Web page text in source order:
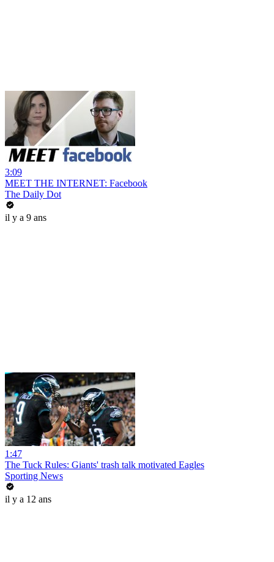
3:09
MEET THE INTERNET: Facebook
The Daily Dot
il y a 9 ans
1:47
The Tuck Rules: Giants' trash talk motivated Eagles
Sporting News
il y a 12 ans